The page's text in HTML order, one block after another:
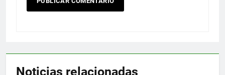
Noticias relacionadas